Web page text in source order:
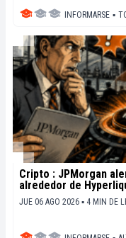
INFORMARSE ▪
Cripto : JPMorgan
alrededor de
JUE 06 AGO 2026 ▪ 4 MIN DE